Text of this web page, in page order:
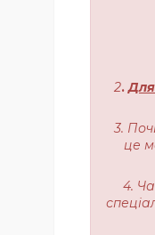
2.Для
3.
це
4.